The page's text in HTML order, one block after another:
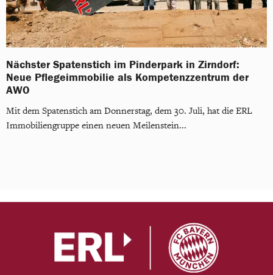
Nächster Spatenstich im Pinderpark in Zirndorf:
Neue Pflegeimmobilie als Kompetenzzentrum der
AWO
Mit dem Spatenstich am Donnerstag, dem 30. Juli, hat die ERL
Immobiliengruppe einen neuen Meilenstein...